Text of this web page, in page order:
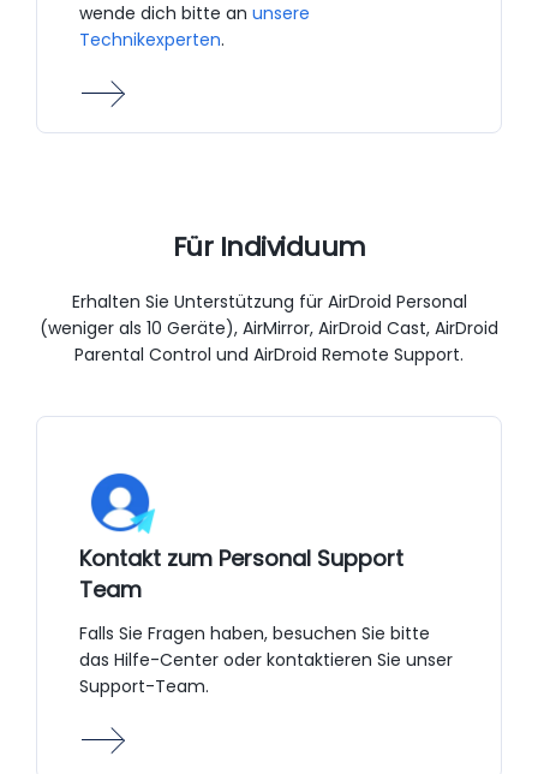
wende dich bitte an unsere
Technikexperten.
Für Individuum
Erhalten Sie Unterstützung für AirDroid Personal
(weniger als 10 Geräte), AirMirror, AirDroid Cast, AirDroid
Parental Control und AirDroid Remote Support.
Kontakt zum Personal Support
Team
Falls Sie Fragen haben, besuchen Sie bitte
das Hilfe-Center oder kontaktieren Sie unser
Support-Team.